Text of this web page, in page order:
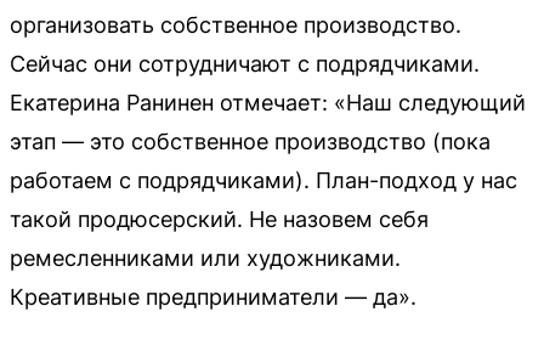
организовать собственное производство.
Сейчас они сотрудничают с подрядчиками.
Екатерина Ранинен отмечает: «Наш следующий
этап — это собственное производство (пока
работаем с подрядчиками). План-подход у нас
такой продюсерский. Не назовем себя
ремесленниками или художниками.
Креативные предприниматели — да».